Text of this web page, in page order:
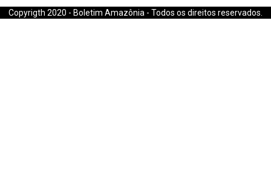
Copyrigth 2020 - Boletim Amazônia - Todos os direitos reservados.